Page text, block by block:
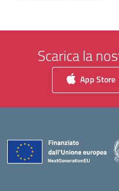
Scarica la
App Store